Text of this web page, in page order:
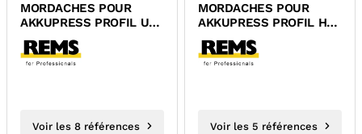
MORDACHES POUR
AKKUPRESS PROFIL U
REMS
Voir les 8 références
MORDACHES POUR
AKKUPRESS PROFIL H
REMS
Voir les 5 références